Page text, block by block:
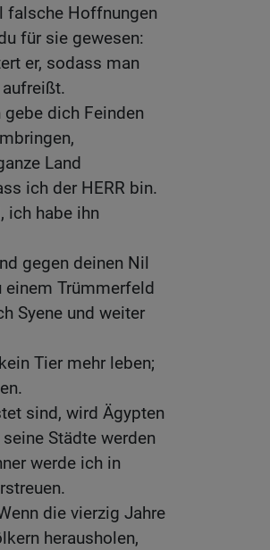
falsche Hoffnungen
für sie gewesen:
er, sodass man
dich Feinden
Land
ich der HERR bin.
ich habe ihn
gegen deinen Nil
einem Trümmerfeld
Syene und weiter
Tier mehr leben;
sind, wird Ägypten
Städte werden
werde ich in
die vierzig Jahre
herausholen,